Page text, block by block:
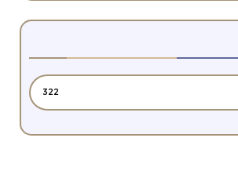
322